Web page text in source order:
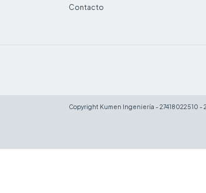
Contacto
Copyright Kumen Ingeniería - 27418022510 -